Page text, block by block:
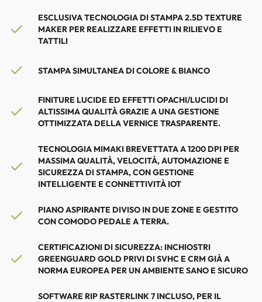
ESCLUSIVA TECNOLOGIA DI STAMPA 2.5D TEXTURE
MAKER PER REALIZZARE EFFETTI IN RILIEVO E
TATTILI
STAMPA SIMULTANEA DI COLORE & BIANCO
FINITURE LUCIDE ED EFFETTI OPACHI/LUCIDI DI
ALTISSIMA QUALITÀ GRAZIE A UNA GESTIONE
OTTIMIZZATA DELLA VERNICE TRASPARENTE.
TECNOLOGIA MIMAKI BREVETTATA A 1200 DPI PER
MASSIMA QUALITÀ, VELOCITÀ, AUTOMAZIONE E
SICUREZZA DI STAMPA, CON GESTIONE
INTELLIGENTE E CONNETTIVITÀ IOT
PIANO ASPIRANTE DIVISO IN DUE ZONE E GESTITO
CON COMODO PEDALE A TERRA.
CERTIFICAZIONI DI SICUREZZA: INCHIOSTRI
GREENGUARD GOLD PRIVI DI SVHC E CRM GIÀ A
NORMA EUROPEA PER UN AMBIENTE SANO E SICURO
SOFTWARE RIP RASTERLINK 7 INCLUSO, PER IL